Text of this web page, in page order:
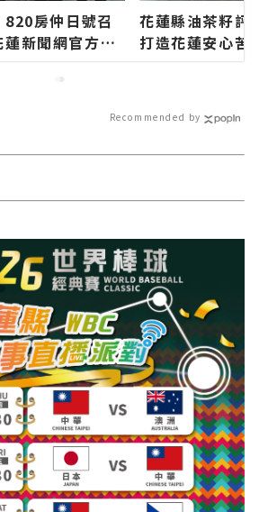
房仲日號召
新聞網官方網
的今日新聞報
花蓮縣油茶籽評
打造花蓮安心苦
健康守護食品衛
速的今日新聞
訊！
Recommended by